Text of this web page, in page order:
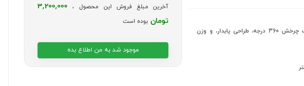
جنس پایه ها: آلومینیوم مرغوب (با قابلیت چرخش 360 درجه، طراحی پایدار، و وزن
آخرین مبلغ فروش این محصول ، 3,200,000
تومان بوده است
موجود شد به من اطلاع بده